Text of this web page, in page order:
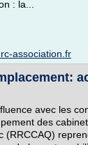
: la...
association.fr
avec les
des
(RRCCAQ)